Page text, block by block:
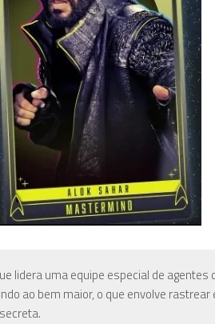
lidera uma equipe especial de agentes
ao bem maior, o que envolve